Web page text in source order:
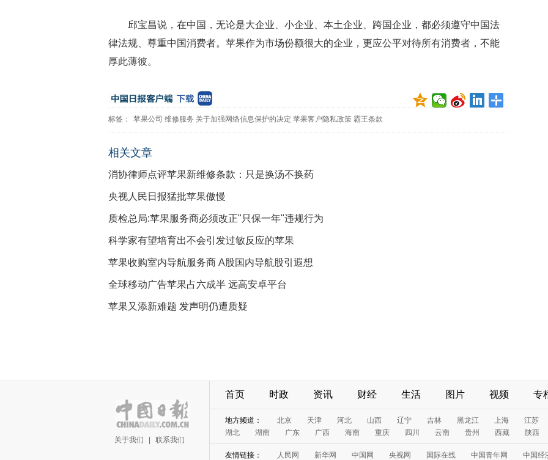
邱宝昌说，在中国，无论是大企业、小企业、本土企业、跨国企业，都必须遵守中国法
律法规、尊重中国消费者。苹果作为市场份额很大的企业，更应公平对待所有消费者，不能
厚此薄彼。
标签： 苹果公司 维修服务 关于加强网络信息保护的决定 苹果客户隐私政策 霸王条款
相关文章
消协律师点评苹果新维修条款：只是换汤不换药
央视人民日报猛批苹果傲慢
质检总局:苹果服务商必须改正"只保一年"违规行为
科学家有望培育出不会引发过敏反应的苹果
苹果收购室内导航服务商 A股国内导航股引遐想
全球移动广告苹果占六成半 远高安卓平台
苹果又添新难题 发声明仍遭质疑
关于我们 联系我们
首页 时政 资讯 财经 生活 图片 视频 专
地方频道： 北京 天津 河北 山西 辽宁 吉林 黑龙江 上海
江苏
湖北
湖南 广东 广西 海南 重庆 四川 云南 贵州 西藏 陕西
友情链接： 人民网 新华网 中国网 央视网 国际在线 中国青年网 中国经